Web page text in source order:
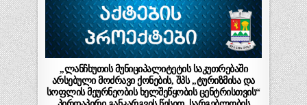
,,ლანჩხუთის მუნიციპალიტეტის საკუთრებაში
არსებული მოძრავი ქონების, შპს ,,ტურიზმისა და
სოფლის მეურნეობის ხელშეწყობის ცენტრისთვის“